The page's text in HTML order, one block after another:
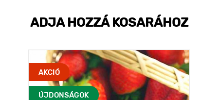
ADJA HOZZÁ KOSARÁHOZ
AKCIÓ
ÚJDONSÁGOK